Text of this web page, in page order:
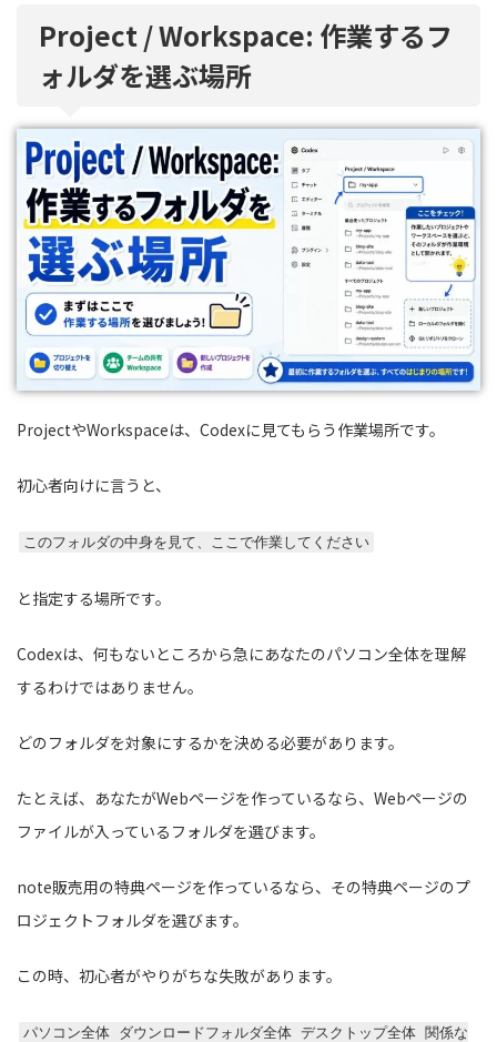
Project / Workspace: 作業するフ
ォルダを選ぶ場所
ProjectやWorkspaceは、Codexに見てもらう作業場所です。
初心者向けに言うと、
このフォルダの中身を見て、ここで作業してください
と指定する場所です。
Codexは、何もないところから急にあなたのパソコン全体を理解
するわけではありません。
どのフォルダを対象にするかを決める必要があります。
たとえば、あなたがWebページを作っているなら、Webページの
ファイルが入っているフォルダを選びます。
note販売用の特典ページを作っているなら、その特典ページのプ
ロジェクトフォルダを選びます。
この時、初心者がやりがちな失敗があります。
パソコン全体 ダウンロードフォルダ全体 デスクトップ全体 関係な